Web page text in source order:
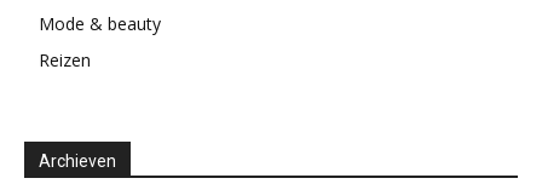
Mode & beauty
Reizen
Archieven